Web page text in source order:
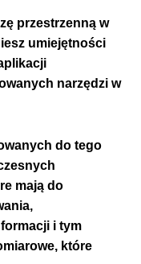
przestrzenną w
umiejętności
narzędzi w
do tego
mają do
i tym
które